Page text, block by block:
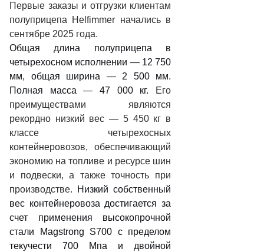
Первые заказы и отгрузки клиентам
полуприцепа Helfimmer начались в
сентябре 2025 года.
Общая длина полуприцепа в
четырехосном исполнении — 12 750
мм, общая ширина — 2 500 мм.
Полная масса — 47 000 кг. Его
преимуществами являются
рекордно низкий вес — 5 450 кг в
классе четырехосных
контейнеровозов, обеспечивающий
экономию на топливе и ресурсе шин
и подвески, а также точность при
производстве.
Низкий собственный
вес контейнеровоза достигается за
счет применения высокопрочной
стали Magstrong S700 с пределом
текучести 700 Мпа и двойной